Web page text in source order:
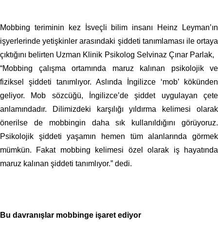
Mobbing teriminin kez İsveçli bilim insanı Heinz Leyman’ın
işyerlerinde yetişkinler arasındaki şiddeti tanımlaması ile ortaya
çıktığını belirten Uzman Klinik Psikolog Selvinaz Çınar Parlak,
“Mobbing çalışma ortamında maruz kalınan psikolojik ve
fiziksel şiddeti tanımlıyor. Aslında İngilizce ‘mob’ kökünden
geliyor. Mob sözcüğü, İngilizce’de şiddet uygulayan çete
anlamındadır. Dilimizdeki karşılığı yıldırma kelimesi olarak
önerilse de mobbingin daha sık kullanıldığını görüyoruz.
Psikolojik şiddeti yaşamın hemen tüm alanlarında görmek
mümkün. Fakat mobbing kelimesi özel olarak iş hayatında
maruz kalınan şiddeti tanımlıyor.” dedi.
Bu davranışlar mobbinge işaret ediyor